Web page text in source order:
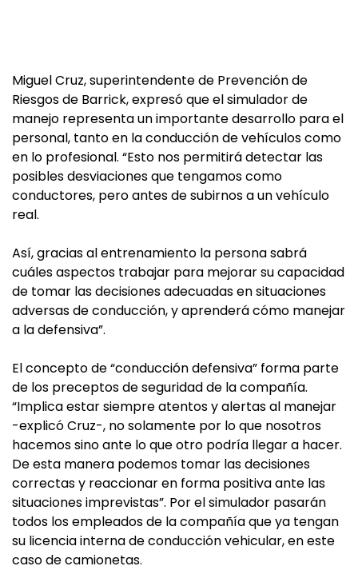
Miguel Cruz, superintendente de Prevención de
Riesgos de Barrick, expresó que el simulador de
manejo representa un importante desarrollo para el
personal, tanto en la conducción de vehículos como
en lo profesional. “Esto nos permitirá detectar las
posibles desviaciones que tengamos como
conductores, pero antes de subirnos a un vehículo
real.
Así, gracias al entrenamiento la persona sabrá
cuáles aspectos trabajar para mejorar su capacidad
de tomar las decisiones adecuadas en situaciones
adversas de conducción, y aprenderá cómo manejar
a la defensiva”.
El concepto de “conducción defensiva” forma parte
de los preceptos de seguridad de la compañía.
“Implica estar siempre atentos y alertas al manejar
-explicó Cruz-, no solamente por lo que nosotros
hacemos sino ante lo que otro podría llegar a hacer.
De esta manera podemos tomar las decisiones
correctas y reaccionar en forma positiva ante las
situaciones imprevistas”. Por el simulador pasarán
todos los empleados de la compañía que ya tengan
su licencia interna de conducción vehicular, en este
caso de camionetas.